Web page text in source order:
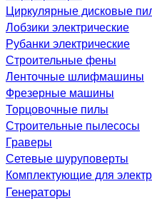
Циркулярные дисковые
Лобзики электрические
Рубанки электрические
Строительные фены
Ленточные шлифмашины
Фрезерные машины
Торцовочные пилы
Строительные пылесосы
Граверы
Сетевые шуруповерты
Комплектующие для
Генераторы